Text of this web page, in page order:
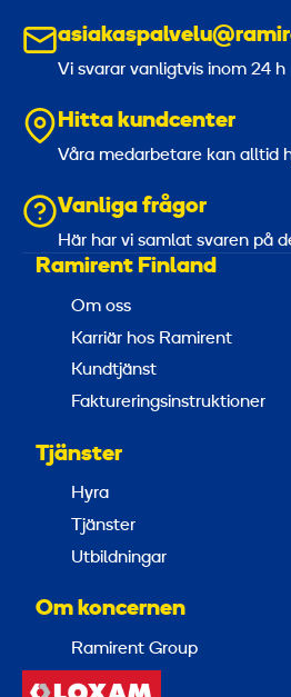
Vi svarar vanligtvis inom 24 h
Hitta kundcenter
Våra medarbetare kan alltid
Vanliga frågor
Här har vi samlat svaren på
Ramirent Finland
Om oss
Karriär hos Ramirent
Kundtjänst
Faktureringsinstruktioner
Tjänster
Hyra
Tjänster
Utbildningar
Om koncernen
Ramirent Group